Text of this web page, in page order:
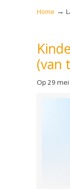
Home →
(van
Op 29